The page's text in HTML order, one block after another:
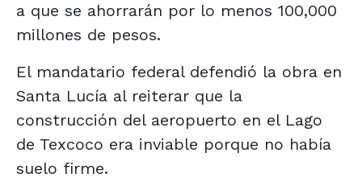
a que se ahorrarán por lo menos 100,000
millones de pesos.
El mandatario federal defendió la obra en
Santa Lucía al reiterar que la
construcción del aeropuerto en el Lago
de Texcoco era inviable porque no había
suelo firme.